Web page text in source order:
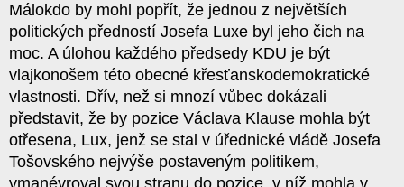
Málokdo by mohl popřít, že jednou z největších
politických předností Josefa Luxe byl jeho čich na
moc. A úlohou každého předsedy KDU je být
vlajkonošem této obecné křesťanskodemokratické
vlastnosti. Dřív, než si mnozí vůbec dokázali
představit, že by pozice Václava Klause mohla být
otřesena, Lux, jenž se stal v úřednické vládě Josefa
Tošovského nejvýše postaveným politikem,
vmanévroval svou stranu do pozice, v níž mohla v